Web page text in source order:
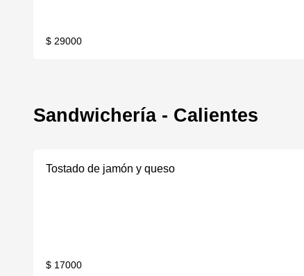
$ 29000
Sandwichería - Calientes
Tostado de jamón y queso
$ 17000